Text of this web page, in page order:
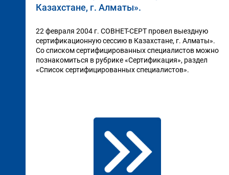
Казахстане, г. Алматы».
22 февраля 2004 г. СОВНЕТ-СЕРТ провел выездную
сертификационную сессию в Казахстане, г. Алматы».
Со списком сертифицированных специалистов можно
познакомиться в рубрике «Сертификация», раздел
«Список сертифицированных специалистов».